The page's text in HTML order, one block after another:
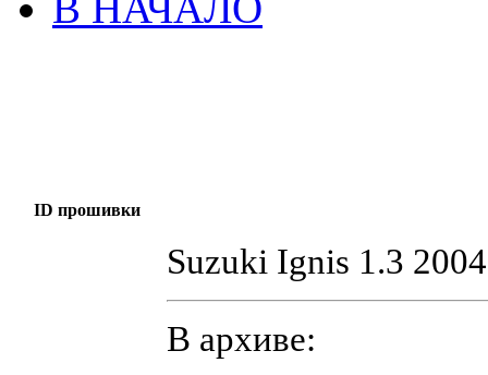
ID прошивки
Suzuki Ignis 1.3 2004
В архиве: